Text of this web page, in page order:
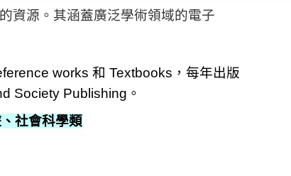
資源。其涵蓋廣泛學術領域的電子
works 和 Textbooks，每年出版
Society Publishing。
社會科學類